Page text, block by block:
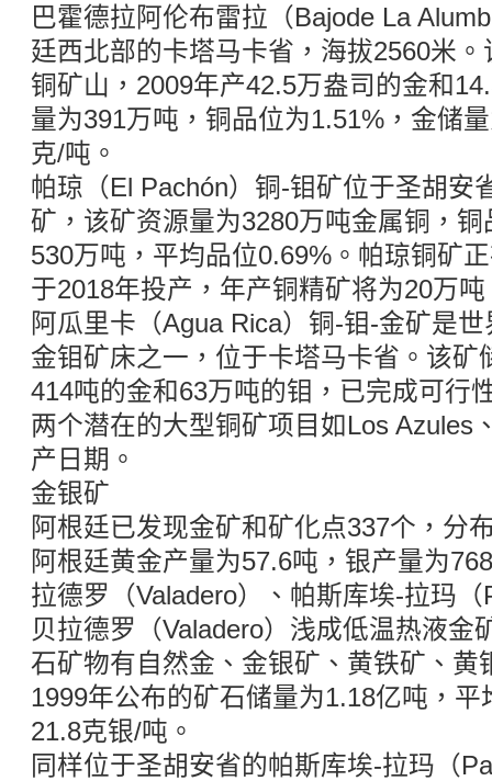
巴霍德拉阿伦布雷拉（Bajode La
廷西北部的卡塔马卡省，海拔2560米
铜矿山，2009年产42.5万盎司的金和
量为391万吨，铜品位为1.51%，金储
克/吨。
帕琼（El Pachón）铜-钼矿位于圣胡安
矿，该矿资源量为3280万吨金属铜，
530万吨，平均品位0.69%。帕琼铜矿
于2018年投产，年产铜精矿将为20万吨
阿瓜里卡（Agua Rica）铜-钼-金矿是
金钼矿床之一，位于卡塔马卡省。该矿
414吨的金和63万吨的钼，已完成可行
两个潜在的大型铜矿项目如Los Azules
产日期。
金银矿
阿根廷已发现金矿和矿化点337个，分
阿根廷黄金产量为57.6吨，银产量为
拉德罗（Valadero）、帕斯库埃-拉玛
贝拉德罗（Valadero）浅成低温热液金
石矿物有自然金、金银矿、黄铁矿、黄
1999年公布的矿石储量为1.18亿吨，
21.8克银/吨。
同样位于圣胡安省的帕斯库埃-拉玛（